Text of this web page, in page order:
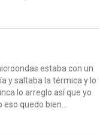
estaba con un
y saltaba la térmica y lo
lo arreglo así que yo
quedo bien...